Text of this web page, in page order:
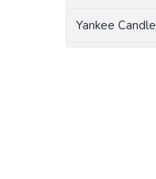
Yankee Candle